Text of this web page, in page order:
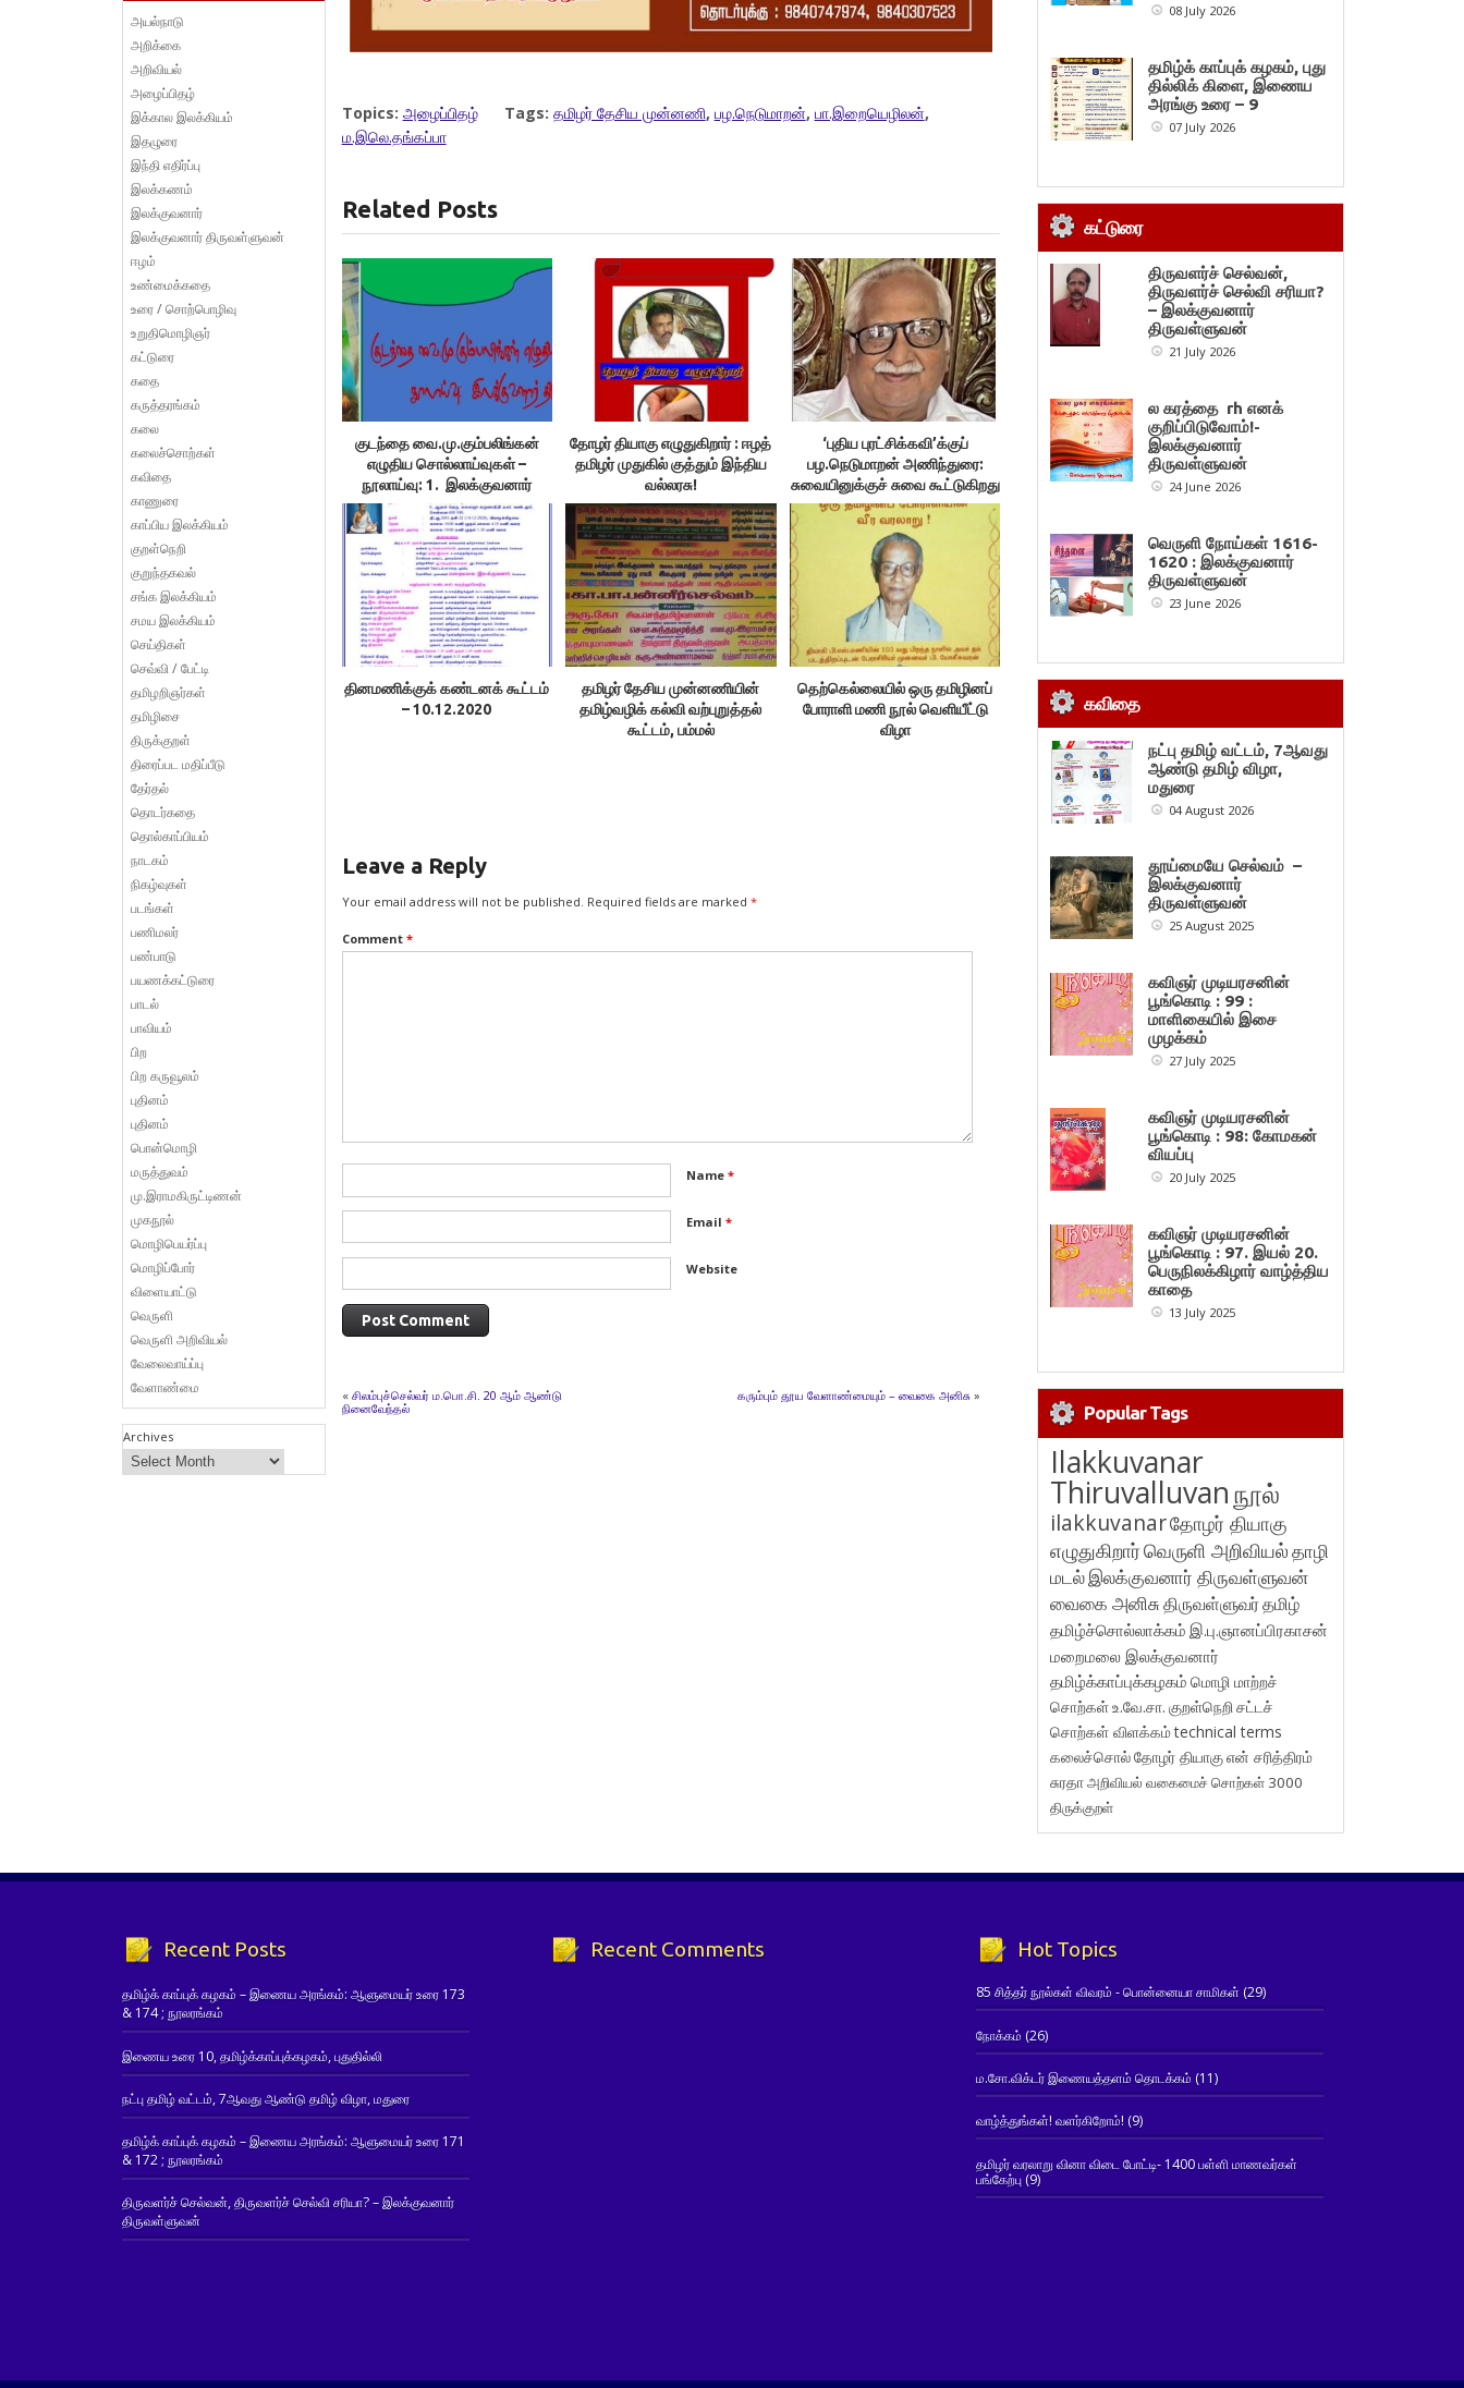
Topics: அழைப்பிதழ் Tags: தமிழர் தேசிய முன்னணி, பழ.நெடுமாறன், பா.இறையெழிலன்,
ம.இலெ.தங்கப்பா
Related Posts
குடந்தை வை.மு.கும்பலிங்கன்
எழுதிய சொல்லாய்வுகள் –
நூலாய்வு: 1. இலக்குவனார்
திருவள்ளுவன்
தோழர் தியாகு எழுதுகிறார் : ஈழத்
தமிழர் முதுகில் குத்தும் இந்திய
வல்லரசு!
‘புதிய புரட்சிக்கவி’க்குப்
பழ.நெடுமாறன் அணிந்துரை:
சுவையினுக்குச் சுவை கூட்டுகிறது
￼
தினமணிக்குக் கண்டனக் கூட்டம்
– 10.12.2020
தமிழர் தேசிய முன்னணியின்
தமிழ்வழிக் கல்வி வற்புறுத்தல்
கூட்டம், பம்மல்
தெற்கெல்லையில் ஒரு தமிழினப்
போராளி மணி நூல் வெளியீட்டு
விழா
Leave a Reply
Your email address will not be published. Required fields are marked *
Comment *
Name *
Email *
Website
« சிலம்புச்செல்வர் ம.பொ.சி. 20 ஆம் ஆண்டு
நினைவேந்தல்
கரும்பும் தூய வேளாண்மையும் – வைகை அனிசு »
அயல்நாடு
அறிக்கை
அறிவியல்
அழைப்பிதழ்
இக்கால இலக்கியம்
இதழுரை
இந்தி எதிர்ப்பு
இலக்கணம்
இலக்குவனார்
இலக்குவனார் திருவள்ளுவன்
ஈழம்
உண்மைக்கதை
உரை / சொற்பொழிவு
உறுதிமொழிஞர்
கட்டுரை
கதை
கருத்தரங்கம்
கலை
கலைச்சொற்கள்
கவிதை
காணுரை
காப்பிய இலக்கியம்
குறள்நெறி
குறுந்தகவல்
சங்க இலக்கியம்
சமய இலக்கியம்
செய்திகள்
செவ்வி / பேட்டி
தமிழறிஞர்கள்
தமிழிசை
திருக்குறள்
திரைப்பட மதிப்பீடு
தேர்தல்
தொடர்கதை
தொல்காப்பியம்
நாடகம்
நிகழ்வுகள்
படங்கள்
பணிமலர்
பண்பாடு
பயணக்கட்டுரை
பாடல்
பாவியம்
பிற
பிற கருவூலம்
புதினம்
புதினம்
பொன்மொழி
மருத்துவம்
மு.இராமகிருட்டிணன்
முகநூல்
மொழிபெயர்ப்பு
மொழிப்போர்
விளையாட்டு
வெருளி
வெருளி அறிவியல்
வேலைவாய்ப்பு
வேளாண்மை
Archives
08 July 2026
தமிழ்க் காப்புக் கழகம், புது
தில்லிக் கிளை, இணைய
அரங்கு உரை – 9
07 July 2026
கட்டுரை
திருவளர்ச் செல்வன்,
திருவளர்ச் செல்வி சரியா?
– இலக்குவனார்
திருவள்ளுவன்
21 July 2026
ல கரத்தை rh எனக்
குறிப்பிடுவோம்!-
இலக்குவனார்
திருவள்ளுவன்
24 June 2026
வெருளி நோய்கள் 1616-
1620 : இலக்குவனார்
திருவள்ளுவன்
23 June 2026
கவிதை
நட்பு தமிழ் வட்டம், 7ஆவது
ஆண்டு தமிழ் விழா,
மதுரை
04 August 2026
தூய்மையே செல்வம் –
இலக்குவனார்
திருவள்ளுவன்
25 August 2025
கவிஞர் முடியரசனின்
பூங்கொடி : 99 :
மாளிகையில் இசை
முழக்கம்
27 July 2025
கவிஞர் முடியரசனின்
பூங்கொடி : 98: கோமகன்
வியப்பு
20 July 2025
கவிஞர் முடியரசனின்
பூங்கொடி : 97. இயல் 20.
பெருநிலக்கிழார் வாழ்த்திய
காதை
13 July 2025
Popular Tags
Ilakkuvanar
Thiruvalluvanநூல்
ilakkuvanarதோழர் தியாகு
எழுதுகிறார்வெருளி அறிவியல்தாழி
மடல்இலக்குவனார் திருவள்ளுவன்
வைகை அனிசுதிருவள்ளுவர்தமிழ்
தமிழ்ச்சொல்லாக்கம் இ.பு.ஞானப்பிரகாசன்
மறைமலை இலக்குவனார்
தமிழ்க்காப்புக்கழகம் மொழி மாற்றச்
சொற்கள்உ.வே.சா. குறள்நெறி சட்டச்
சொற்கள் விளக்கம்technical terms
கலைச்சொல்தோழர் தியாகுஎன் சரித்திரம்
சுரதாஅறிவியல் வகைமைச் சொற்கள் 3000
திருக்குறள்
Recent Posts
தமிழ்க் காப்புக் கழகம் – இணைய அரங்கம்: ஆளுமையர் உரை 173
& 174 ; நூலரங்கம்
இணைய உரை 10, தமிழ்க்காப்புக்கழகம், புதுதில்லி
நட்பு தமிழ் வட்டம், 7ஆவது ஆண்டு தமிழ் விழா, மதுரை
தமிழ்க் காப்புக் கழகம் – இணைய அரங்கம்: ஆளுமையர் உரை 171
& 172 ; நூலரங்கம்
திருவளர்ச் செல்வன், திருவளர்ச் செல்வி சரியா? – இலக்குவனார்
திருவள்ளுவன்
Recent Comments Hot Topics
85 சித்தர் நூல்கள் விவரம் - பொன்னையா சாமிகள் (29)
நோக்கம் (26)
ம.சோ.விக்டர் இணையத்தளம் தொடக்கம் (11)
வாழ்த்துங்கள்! வளர்கிறோம்! (9)
தமிழர் வரலாறு வினா விடை போட்டி- 1400 பள்ளி மாணவர்கள்
பங்கேற்பு(9)